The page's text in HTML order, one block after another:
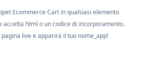
Ecommerce Cart in qualsiasi elemento
accetta html o un codice di incorporamento.
live e apparirà il tuo nome_app!